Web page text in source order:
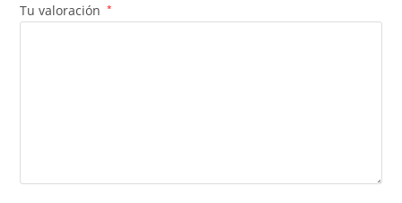
Tu valoración *